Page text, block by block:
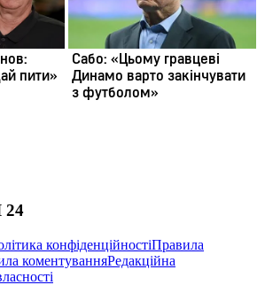
конфіденційностіПравила
коментуванняРедакційна